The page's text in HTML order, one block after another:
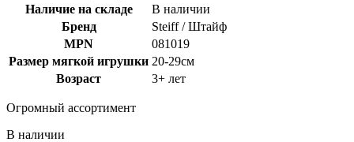
Наличие на складе
В наличии
Бренд
Steiff / Штайф
MPN
081019
Размер мягкой игрушки 20-29см
Возраст
3+ лет
Огромный ассортимент
В наличии